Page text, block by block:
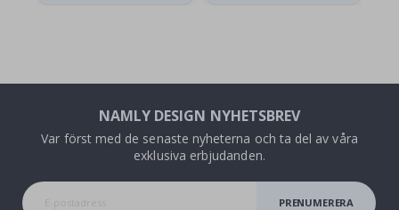
NAMLY DESIGN NYHETSBREV
Var först med de senaste nyheterna och ta del av våra
exklusiva erbjudanden.
PRENUMERERA